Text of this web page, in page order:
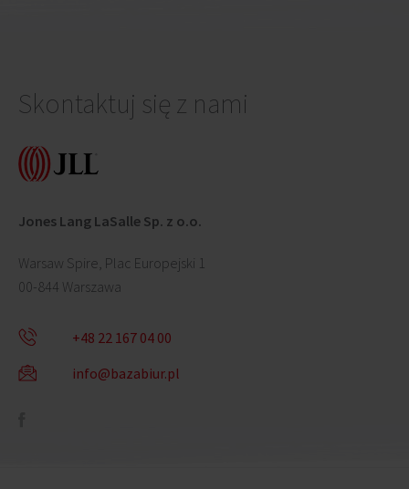
Skontaktuj się z nami
Jones Lang LaSalle Sp. z o.o.
Warsaw Spire, Plac Europejski 1
00-844 Warszawa
+48 22 167 04 00
info@bazabiur.pl